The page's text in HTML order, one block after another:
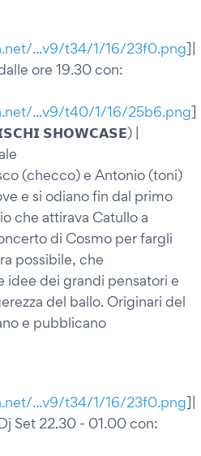
...v9/t34/1/16/23f0.png]|
ore 19.30 con:
...v9/t40/1/16/25b6.png]
𝗦𝗛𝗢𝗪𝗖𝗔𝗦𝗘) |
(checco) e Antonio (toni)
e si odiano fin dal primo
che attirava Catullo a
di Cosmo per fargli
possibile, che
idee dei grandi pensatori e
del ballo. Originari del
e pubblicano
...v9/t34/1/16/23f0.png]|
22.30 - 01.00 con: